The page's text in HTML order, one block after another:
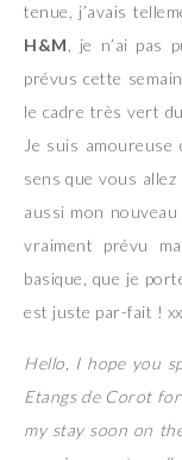
tenue, j’avais
H&M , je n’ai pas
prévus cette
le cadre très vert
Je suis
sens que vous
aussi mon nouveau
vraiment prévu
basique, que je
est juste par-fait ! xx
Hello, I hope you
Etangs de Corot
my stay soon on